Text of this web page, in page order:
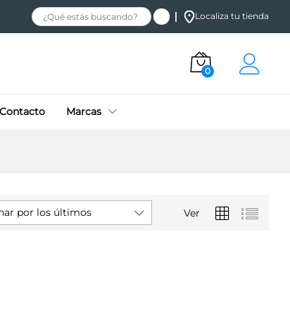
Localiza tu tienda
0
Contacto Marcas
Ver
por los últimos